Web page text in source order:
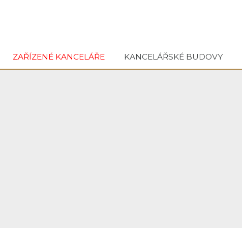
ZAŘÍZENÉ KANCELÁŘE KANCELÁŘSKÉ BUDOVY